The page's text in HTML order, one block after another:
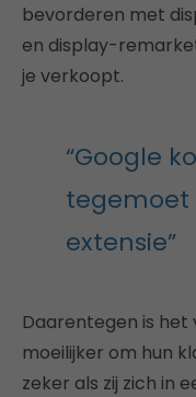
bevorderen met
en display-
je verkoopt.
“Google
extensie”
Daarentegen is het
moeilijker om hun
zeker als zij zich in